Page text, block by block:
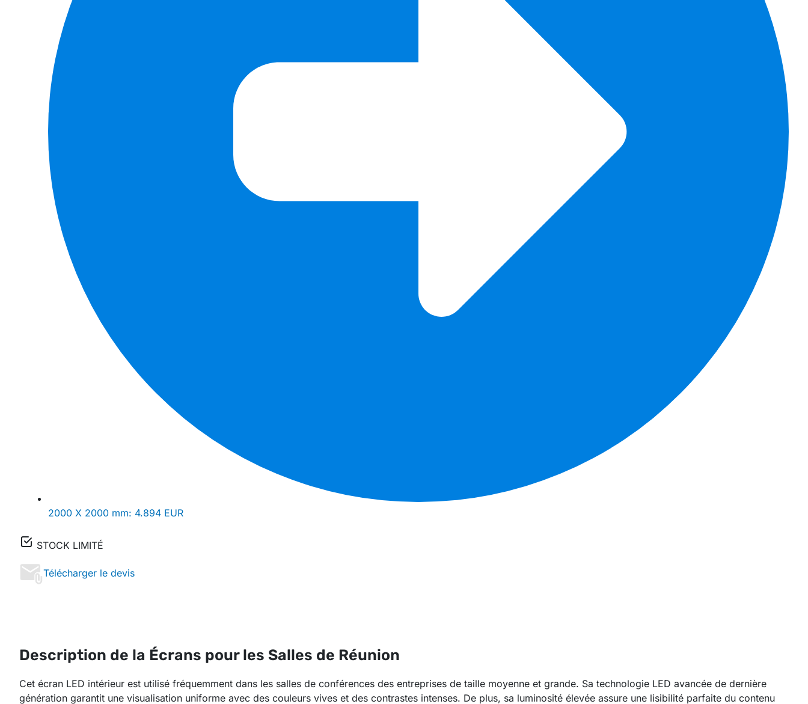
2000 X 2000 mm: 4.894 EUR
STOCK LIMITÉ
Télécharger le devis
Description de la Écrans pour les Salles de Réunion
Cet écran LED intérieur est utilisé fréquemment dans les salles de conférences des entreprises de taille moyenne et grande. Sa technologie LED avancée de dernière
génération garantit une visualisation uniforme avec des couleurs vives et des contrastes intenses. De plus, sa luminosité élevée assure une lisibilité parfaite du contenu